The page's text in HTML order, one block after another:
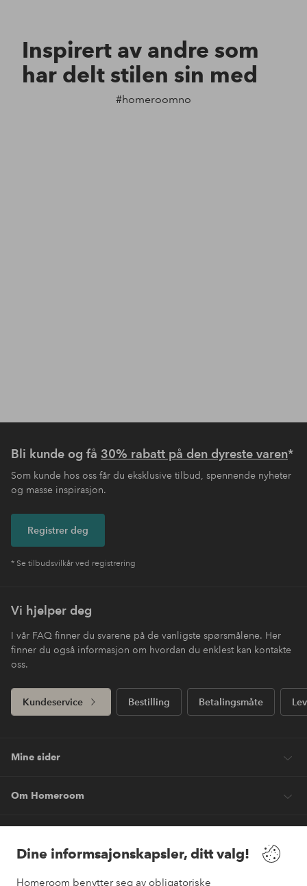
Dine informsajonskapsler, ditt valg!
Homeroom benytter seg av obligatoriske
Inspirert av andre som
har delt stilen sin med
#homeroomno
Bli kunde og få 30% rabatt på den dyreste varen*
Som kunde hos oss får du eksklusive tilbud, spennende nyheter
og masse inspirasjon.
Registrer deg
* Se tilbudsvilkår ved registrering
Vi hjelper deg
I vår FAQ finner du svarene på de vanligste spørsmålene. Her
finner du også informasjon om hvordan du enklest kan kontakte
oss.
Kundeservice Bestilling Betalingsmåte
Mine sider
Om Homeroom